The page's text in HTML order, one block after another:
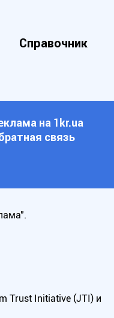
Справочник
на 1kr.ua
связь
Trust Initiative (JTI) и